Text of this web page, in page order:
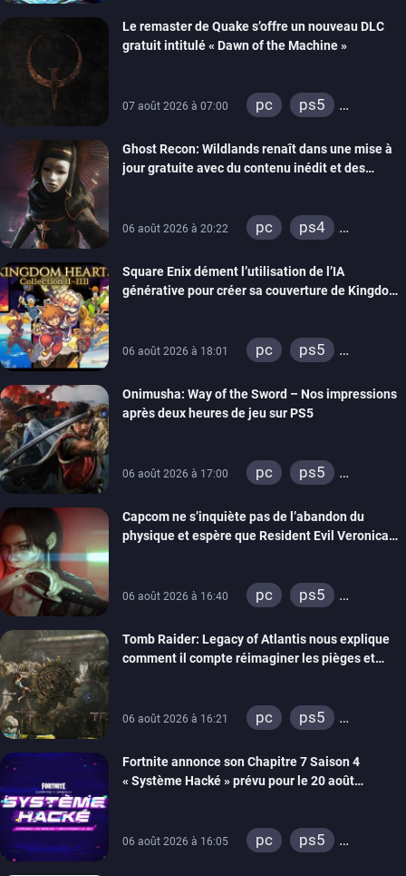
Le remaster de Quake s’offre un nouveau DLC
gratuit intitulé « Dawn of the Machine »
07 août 2026 à 07:00 pc
ps5
switch
ps4
xbox one
Ghost Recon: Wildlands renaît dans une mise à
jour gratuite avec du contenu inédit et des
06 août 2026 à 20:22 pc
ps4
Square Enix dément l’utilisation de l’IA
générative pour créer sa couverture de Kingdom
06 août 2026 à 18:01 pc
ps5
switch 2
Onimusha: Way of the Sword – Nos impressions
après deux heures de jeu sur PS5
06 août 2026 à 17:00 pc
ps5
switch 2
Capcom ne s’inquiète pas de l’abandon du
physique et espère que Resident Evil Veronica
06 août 2026 à 16:40 pc
ps5
switch 2
Tomb Raider: Legacy of Atlantis nous explique
comment il compte réimaginer les pièges et
06 août 2026 à 16:21 pc
ps5
switch 2
Fortnite annonce son Chapitre 7 Saison 4
« Système Hacké » prévu pour le 20 août
06 août 2026 à 16:05 pc
ps5